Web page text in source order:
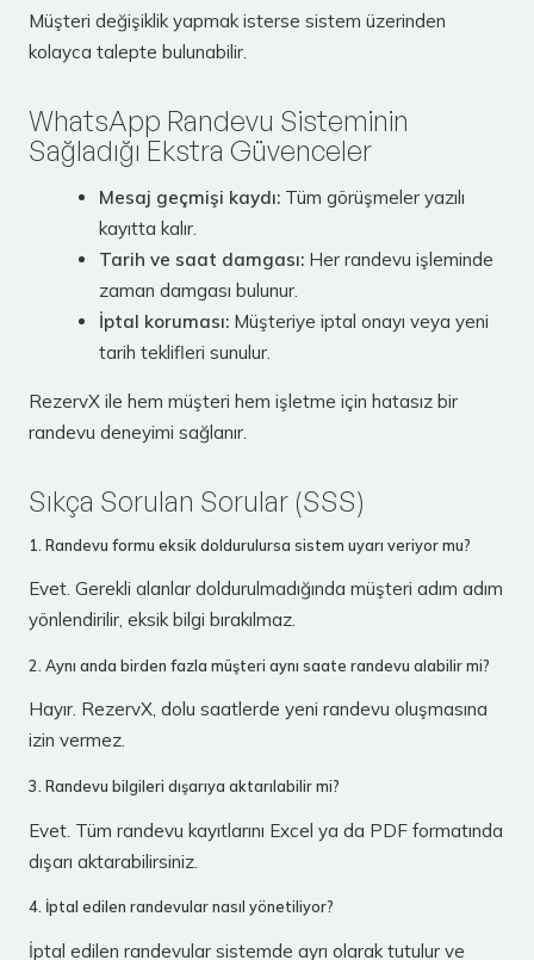
Müşteri değişiklik yapmak isterse sistem üzerinden
kolayca talepte bulunabilir.
WhatsApp Randevu Sisteminin
Sağladığı Ekstra Güvenceler
Mesaj geçmişi kaydı: Tüm görüşmeler yazılı
kayıtta kalır.
Tarih ve saat damgası: Her randevu işleminde
zaman damgası bulunur.
İptal koruması: Müşteriye iptal onayı veya yeni
tarih teklifleri sunulur.
RezervX ile hem müşteri hem işletme için hatasız bir
randevu deneyimi sağlanır.
Sıkça Sorulan Sorular (SSS)
1. Randevu formu eksik doldurulursa sistem uyarı veriyor mu?
Evet. Gerekli alanlar doldurulmadığında müşteri adım adım
yönlendirilir, eksik bilgi bırakılmaz.
2. Aynı anda birden fazla müşteri aynı saate randevu alabilir mi?
Hayır. RezervX, dolu saatlerde yeni randevu oluşmasına
izin vermez.
3. Randevu bilgileri dışarıya aktarılabilir mi?
Evet. Tüm randevu kayıtlarını Excel ya da PDF formatında
dışarı aktarabilirsiniz.
4. İptal edilen randevular nasıl yönetiliyor?
İptal edilen randevular sistemde ayrı olarak tutulur ve